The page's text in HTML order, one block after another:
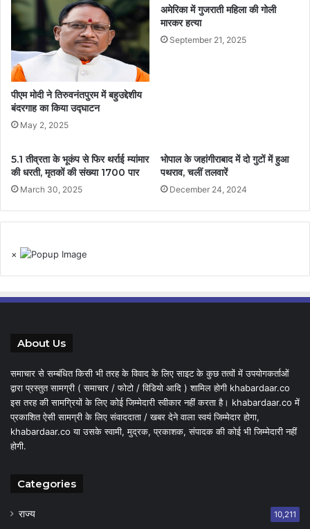
पीएम मोदी ने तिरुवनंतपुरम में बहुउद्देशीय
बंदरगाह का किया उद्घाटन
May 2, 2025
अमेरिका में गुजराती महिला की गोली
मारकर हत्या
September 21, 2025
5.1 तीव्रता के भूकंप से फिर थर्राई म्यांमार
की धरती, मृतकों की संख्या 1700 पार
March 30, 2025
भोपाल के जहांगीराबाद में दो गुटों में हुआ
पथराव, चलीं तलवारें
December 24, 2024
×
About Us
समाचार से सम्बंधित किसी भी तरह के विवाद के लिए साइट के कुछ तत्वों में उपयोगकर्ताओं
द्वारा प्रस्तुत सामग्री ( समाचार / फोटो / विडियो आदि ) शामिल होगी khabardaar.co
इस तरह की सामग्रियों के लिए कोई जिम्मेदारी स्वीकार नहीं करता है। khabardaar.co में
प्रकाशित ऐसी सामग्री के लिए संवाददाता / खबर देने वाला स्वयं जिम्मेदार होगा,
khabardaar.co या उसके स्वामी, मुद्रक, प्रकाशक, संपादक की कोई भी जिम्मेदारी नहीं
होगी.
Categories
राज्य 10,211